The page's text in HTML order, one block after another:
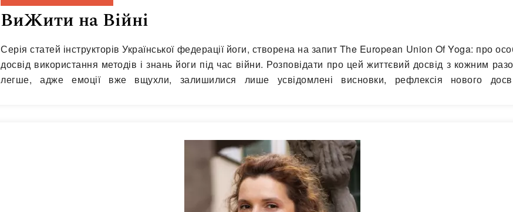
ВиЖити на Війні
Серія статей інструкторів Української федерації йоги, створена на запит The European Union Of Yoga: про
досвід використання методів і знань йоги під час війни. Розповідати про цей життєвий досвід з кожним
легше, адже емоції вже вщухли, залишилися лише усвідомлені висновки, рефлексія нового